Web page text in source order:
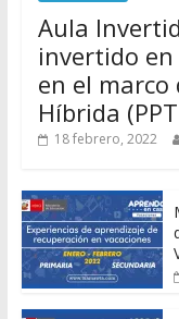
Aula
invertido en
en el marco
Híbrida
18 febrero, 2022